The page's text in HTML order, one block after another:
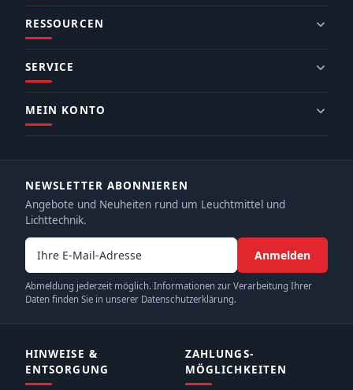
RESSOURCEN
SERVICE
MEIN KONTO
NEWSLETTER ABONNIEREN
Angebote und Neuheiten rund um Leuchtmittel und
Lichttechnik.
E-Mail-Adresse
Anmelden
Abmeldung jederzeit möglich. Informationen zur Verarbeitung Ihrer
Daten finden Sie in unserer Datenschutzerklärung.
HINWEISE &
ENTSORGUNG
ZAHLUNGS­
MÖGLICHKEITEN